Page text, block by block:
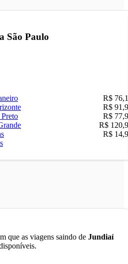
São Paulo
R$
R$
R$
R$
R$
que as viagens saindo de Jundiaí